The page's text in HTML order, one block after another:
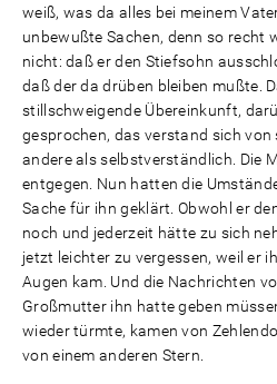
weiß, was da alles bei meinem
unbewußte Sachen, denn so recht
nicht: daß er den Stiefsohn
daß der da drüben bleiben mußte.
stillschweigende Übereinkunft,
gesprochen, das verstand sich
andere als selbstverständlich. Die
entgegen. Nun hatten die
Sache für ihn geklärt. Obwohl er
noch und jederzeit hätte zu sich
jetzt leichter zu vergessen, weil er
Augen kam. Und die Nachrichten
Großmutter ihn hatte geben
wieder türmte, kamen von
von einem anderen Stern.